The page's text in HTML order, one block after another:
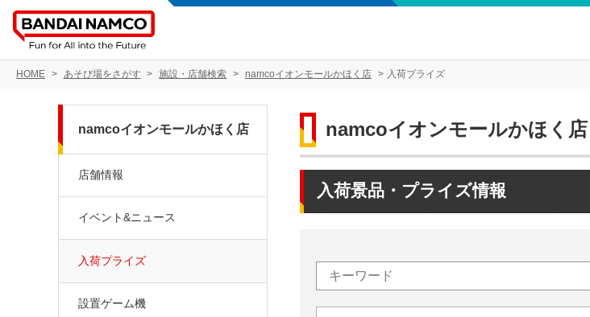
HOME あそび場をさがす 施設・店舗検索 namcoイオンモールかほく店 入荷プライズ
namcoイオンモールかほく店
入荷景品・プライズ情報
namcoイオンモールかほく店
店舗情報
イベント&ニュース
入荷プライズ
設置ゲーム機